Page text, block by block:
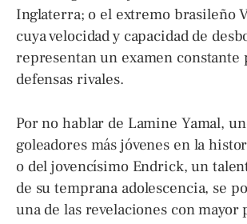
Inglaterra; o el extremo brasileño
cuya velocidad y capacidad de
representan un examen constante
defensas rivales.
Por no hablar de Lamine Yamal,
goleadores más jóvenes en la
o del jovencísimo Endrick, un
de su temprana adolescencia, se
una de las revelaciones con mayor